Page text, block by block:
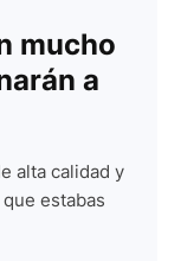
mucho
a
alta calidad y
estabas